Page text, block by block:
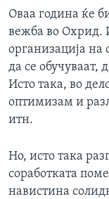
Оваа година ќе
вежба во Охрид.
организација на
да се обучуваат,
Исто така, во
оптимизам и
итн.
Но, исто така
соработката
навистина